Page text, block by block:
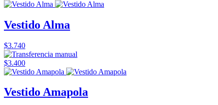
Vestido Alma
$3.740
$3.400
Vestido Amapola